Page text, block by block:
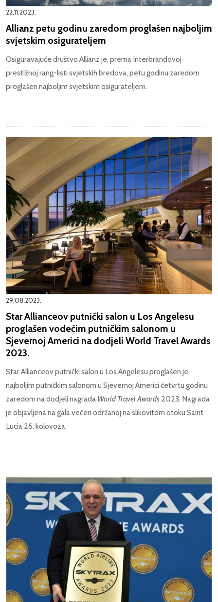
22.11.2023.
Allianz petu godinu zaredom proglašen najboljim
svjetskim osigurateljem
Osiguravajuće društvo Allianz je, prema Interbrandovoj
prestižnoj rang-listi svjetskih bredova, petu godinu zaredom
proglašen najboljim svjetskim osigurateljem.
29.08.2023.
Star Allianceov putnički salon u Los Angelesu
proglašen vodećim putničkim salonom u
Sjevernoj Americi na dodjeli World Travel Awards
2023.
Star Allianceov putnički salon u Los Angelesu proglašen je
najboljim putničkim salonom u Sjevernoj Americi četvrtu godinu
zaredom na dodjeli nagrada World Travel Awards 2023. Nagrada
je objavljena na gala večeri održanoj na slikovitom otoku Saint
Lucia 26. kolovoza.